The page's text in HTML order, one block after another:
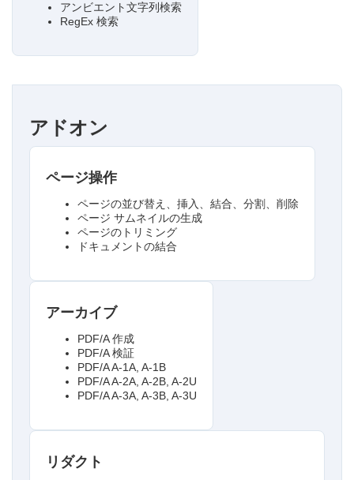
アンビエント文字列検索
RegEx 検索
アドオン
ページ操作
ページの並び替え、挿入、結合、分割、削除
ページ サムネイルの生成
ページのトリミング
ドキュメントの結合
アーカイブ
PDF/A 作成
PDF/A 検証
PDF/A A-1A, A-1B
PDF/A A-2A, A-2B, A-2U
PDF/A A-3A, A-3B, A-3U
リダクト